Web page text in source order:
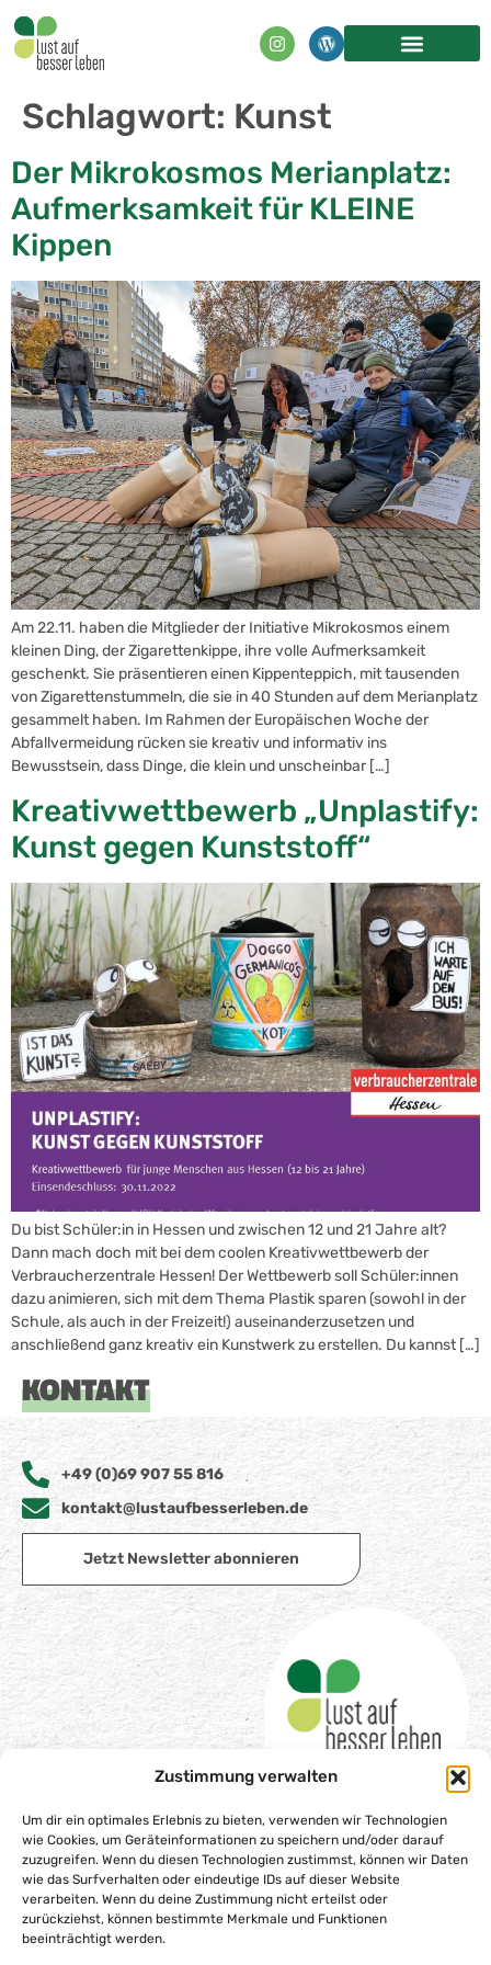
Zustimmung verwalten
Um dir ein optimales Erlebnis zu bieten, verwenden wir Technologien
wie Cookies, um Geräteinformationen zu speichern und/oder darauf
zuzugreifen. Wenn du diesen Technologien zustimmst, können wir Daten
wie das Surfverhalten oder eindeutige IDs auf dieser Website
verarbeiten. Wenn du deine Zustimmung nicht erteilst oder
zurückziehst, können bestimmte Merkmale und Funktionen
beeinträchtigt werden.
springen
Schlagwort: Kunst
Der Mikrokosmos Merianplatz:
Aufmerksamkeit für KLEINE
Kippen
Am 22.11. haben die Mitglieder der Initiative Mikrokosmos einem
kleinen Ding, der Zigarettenkippe, ihre volle Aufmerksamkeit
geschenkt. Sie präsentieren einen Kippenteppich, mit tausenden
von Zigarettenstummeln, die sie in 40 Stunden auf dem Merianplatz
gesammelt haben. Im Rahmen der Europäischen Woche der
Abfallvermeidung rücken sie kreativ und informativ ins
Bewusstsein, dass Dinge, die klein und unscheinbar […]
Kreativwettbewerb „Unplastify:
Kunst gegen Kunststoff“
Du bist Schüler:in in Hessen und zwischen 12 und 21 Jahre alt?
Dann mach doch mit bei dem coolen Kreativwettbewerb der
Verbraucherzentrale Hessen! Der Wettbewerb soll Schüler:innen
dazu animieren, sich mit dem Thema Plastik sparen (sowohl in der
Schule, als auch in der Freizeit!) auseinanderzusetzen und
anschließend ganz kreativ ein Kunstwerk zu erstellen. Du kannst […]
KONTAKT
+49 (0)69 907 55 816
kontakt@lustaufbesserleben.de
Jetzt Newsletter abonnieren
Impressum
Datenschutzerklärung
Barrierefreiheitserklärung